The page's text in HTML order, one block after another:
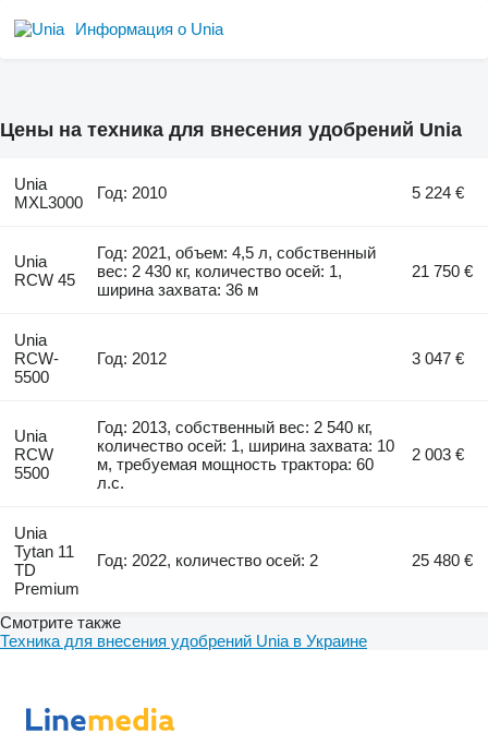
Информация о Unia
Цены на техника для внесения удобрений Unia
Unia
MXL3000
Год: 2010 5 224 €
Unia
RCW 45
Год: 2021, объем: 4,5 л, собственный
вес: 2 430 кг, количество осей: 1,
ширина захвата: 36 м
21 750 €
Unia
RCW-
5500
Год: 2012 3 047 €
Unia
RCW
5500
Год: 2013, собственный вес: 2 540 кг,
количество осей: 1, ширина захвата: 10
м, требуемая мощность трактора: 60
л.с.
2 003 €
Unia
Tytan 11
TD
Premium
Год: 2022, количество осей: 2 25 480 €
Смотрите также
Техника для внесения удобрений Unia в Украине